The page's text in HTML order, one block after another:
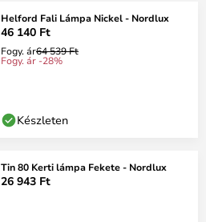
Helford Fali Lámpa Nickel - Nordlux
46 140 Ft
Fogy. ár64 539 Ft
Fogy. ár -28%
Készleten
Tin 80 Kerti lámpa Fekete - Nordlux
26 943 Ft